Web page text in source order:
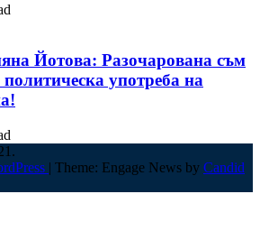
Йотова: Разочарована съм
употреба на
| Theme: Engage News by Candid